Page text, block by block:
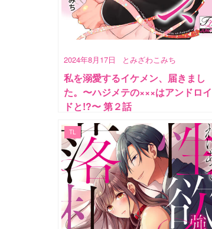
2024年8月17日 とみざわこみち
私を溺愛するイケメン、届きまし
た。〜ハジメテの×××はアンドロイ
ドと!?〜 第２話
TL